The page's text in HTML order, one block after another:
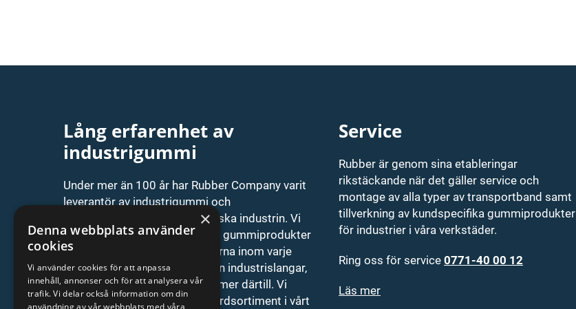
Lång erfarenhet av
industrigummi
Under mer än 100 år har Rubber Company varit
leverantör av industrigummi och
gummiprodukter för den svenska industrin. Vi
erbjuder ett brett sortiment av gummiprodukter
från de världsledande tillverkarna inom varje
produktområde. Vi har allt ifrån industrislangar,
transportband, isolatorer och mer därtill. Vi
tillhandahåller alltid ett standardsortiment i vårt
Service
Rubber är genom sina etableringar
rikstäckande när det gäller service och
montage av alla typer av transportband samt
tillverkning av kundspecifika gummiprodukter
för industrier i våra verkstäder.
Ring oss för service0771-40 00 12
Läs mer
×
Denna webbplats använder
cookies
Vi använder cookies för att anpassa
innehåll, annonser och för att analysera vår
trafik. Vi delar också information om din
användning av vår webbplats med våra